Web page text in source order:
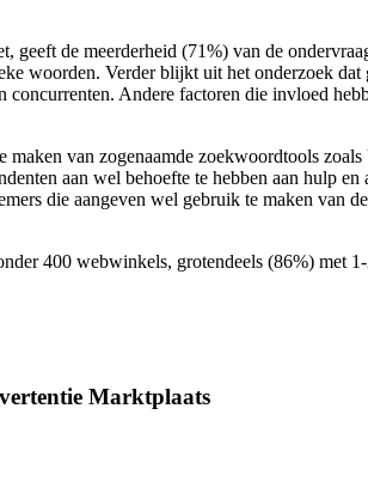
de meerderheid (71%) van de
woorden. Verder blijkt uit het onderzoek
Andere factoren die invloed
van zogenaamde zoekwoordtools
aan wel behoefte te hebben aan hulp
die aangeven wel gebruik te maken van
400 webwinkels, grotendeels (86%) met
Marktplaats